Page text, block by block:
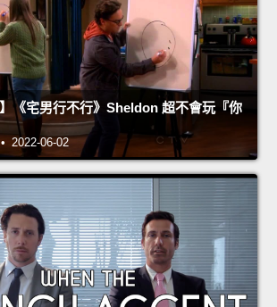
《宅男行不行》Sheldon 超不會玩『你
2022-06-02